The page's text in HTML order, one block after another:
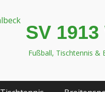
SV
Fußball, Tischtennis &